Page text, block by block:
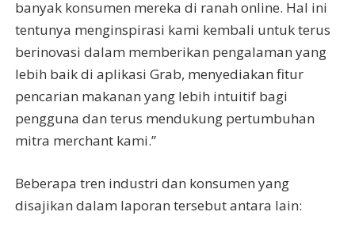
banyak konsumen mereka di ranah online. Hal ini
tentunya menginspirasi kami kembali untuk terus
berinovasi dalam memberikan pengalaman yang
lebih baik di aplikasi Grab, menyediakan fitur
pencarian makanan yang lebih intuitif bagi
pengguna dan terus mendukung pertumbuhan
mitra merchant kami.”
Beberapa tren industri dan konsumen yang
disajikan dalam laporan tersebut antara lain: